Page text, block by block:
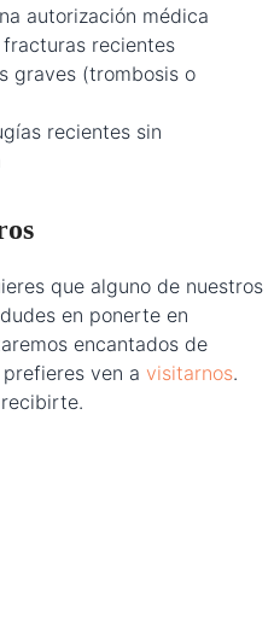
autorización médica
recientes
graves (trombosis o
recientes sin
que alguno de nuestros
en ponerte en
encantados de
prefieres ven avisitarnos.